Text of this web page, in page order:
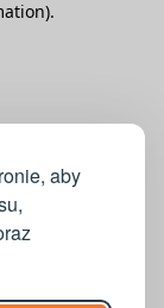
aby
.